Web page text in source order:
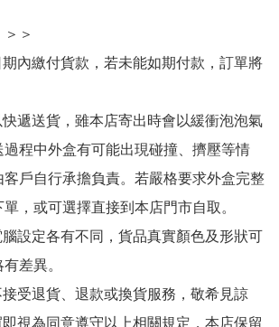
＞
內繳付貨款，若未能如期付款，訂單將
遞送貨，雖本店寄出時會以緩衝泡泡氣
程中外盒有可能出現碰撞、擠壓等情
戶自行承擔負責。若嚴格要求外盒完整
，或可選擇直接到本店門市自取。
設定各有不同，貨品真實顏色及形狀可
差異。
受退貨、退款或換貨服務，敬希見諒
視為同意遵守以上相關規定，本店保留